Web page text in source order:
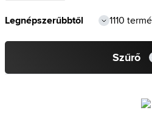
1110
Szűrő